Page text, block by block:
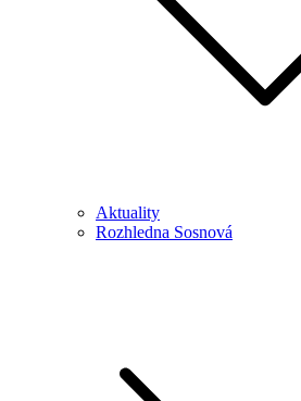
Aktuality
Rozhledna Sosnová